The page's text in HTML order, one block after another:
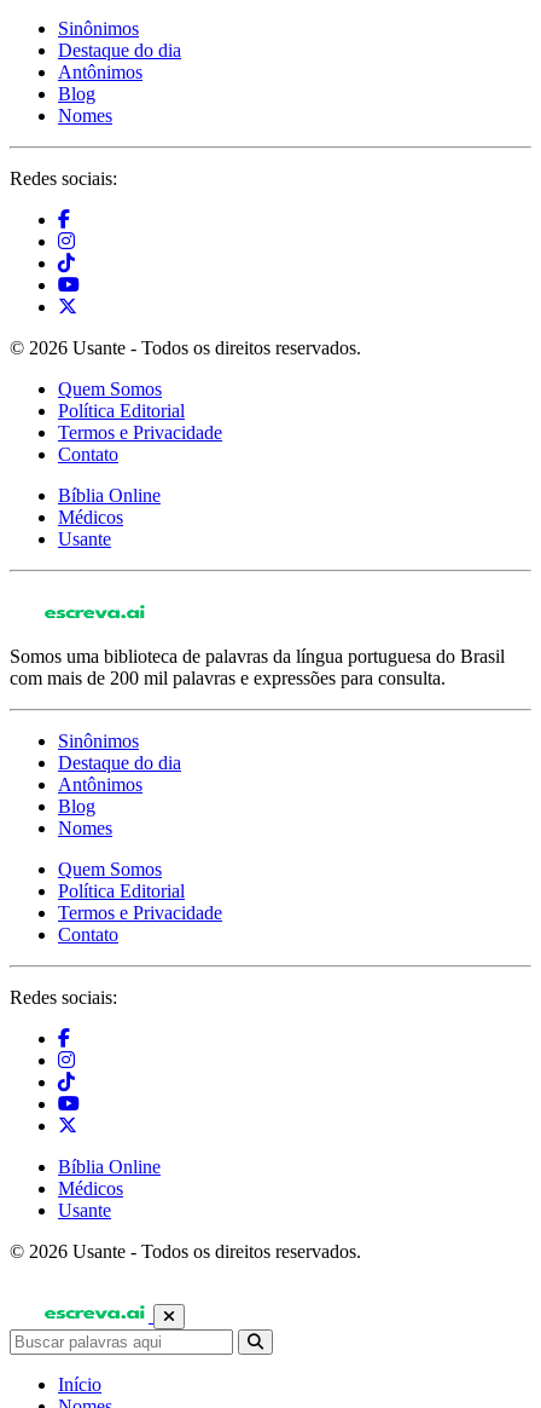
Sinônimos
Destaque do dia
Antônimos
Blog
Nomes
Redes sociais:
© 2026 Usante - Todos os direitos reservados.
Quem Somos
Política Editorial
Termos e Privacidade
Contato
Bíblia Online
Médicos
Usante
Somos uma biblioteca de palavras da língua portuguesa do Brasil
com mais de 200 mil palavras e expressões para consulta.
Sinônimos
Destaque do dia
Antônimos
Blog
Nomes
Quem Somos
Política Editorial
Termos e Privacidade
Contato
Redes sociais:
Bíblia Online
Médicos
Usante
© 2026 Usante - Todos os direitos reservados.
Início